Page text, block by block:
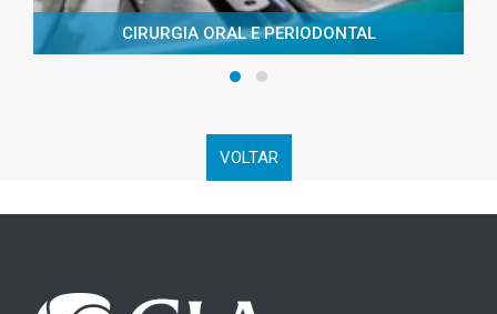
CIRURGIA ORAL E PERIODONTAL
VOLTAR